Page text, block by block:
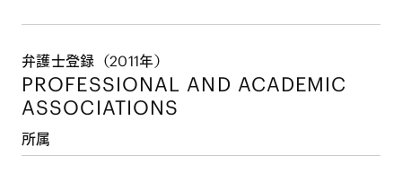
弁護士登録（2011年）
PROFESSIONAL AND ACADEMIC
ASSOCIATIONS
所属